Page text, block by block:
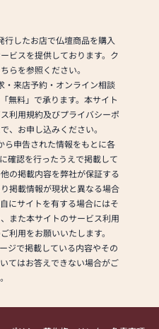
したお店で仏壇商品を購入
ビスを提供しております。ク
らを参照ください。
・来店予約・オンライン相談
無料」で承ります。本サイト
利用規約及びプライバシーポ
、お申し込みください。
ら申告された情報をもとに各
確認を行ったうえで掲載して
の掲載内容を弊社が保証する
掲載情報が現状と異なる場合
にサイトを有する場合にはそ
また本サイトのサービス利用
利用をお願いいたします。
ジで掲載している内容やその
てはお答えできない場合がご